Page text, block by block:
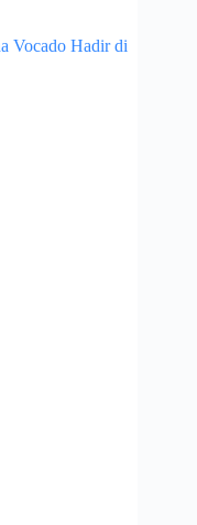
Vocado Hadir di